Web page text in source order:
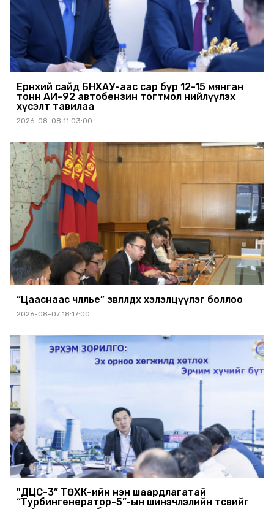
Ерөнхий сайд БНХАУ-аас сар бүр 12-15 мянган
тонн АИ-92 автобензин тогтмол нийлүүлэх
хүсэлт тавилаа
2026-08-08 11:03:00
“Цааснаас чөлөөлье” зөвлөлдөх хэлэлцүүлэг боллоо
2026-08-07 18:17:00
"ДЦС-3” ТӨХК-ийн нэн шаардлагатай
“Турбингенератор-5”-ын шинэчлэлийн төсвийг